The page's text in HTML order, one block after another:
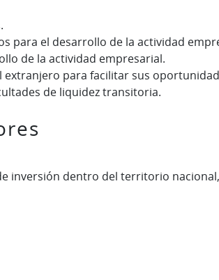
para el desarrollo de la actividad
de la actividad empresarial.
extranjero para facilitar sus
de liquidez transitoria.
inversión dentro del territorio